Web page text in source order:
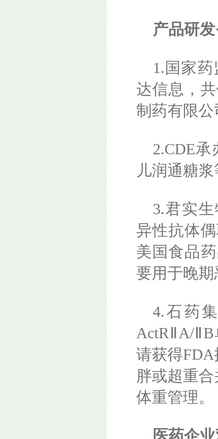
产品研
1.国家
达信息，
制药有限
2.CDE
儿润通糖
3.君实
异性抗体
美国食品
要用于晚
4.石药
ActRⅡA/
请获得
胖或超重
体重管理。